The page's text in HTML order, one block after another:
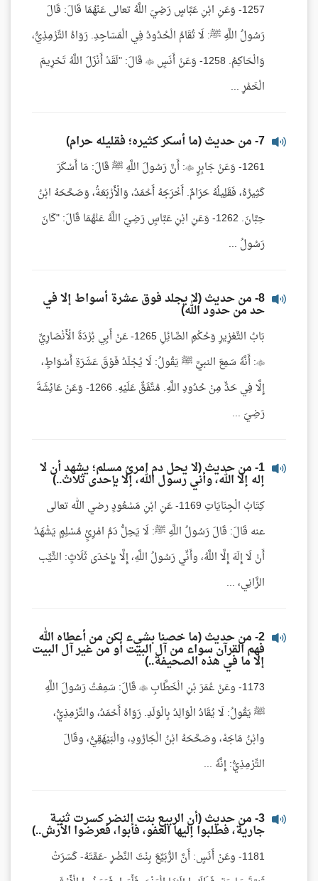
1257- وَعَنِ ابْنِ عَبَّاسٍ رَضِيَ اللَّهُ تعالى عَنْهُمَا قَالَ: قَالَ
رَسُولُ اللَّهِ ﷺ: لَا تُقَامُ الْحُدُودُ فِي الْمَسَاجِدِ. رَوَاهُ التِّرْمِذِيُّ،
وَالْحَاكِمُ. 1258- وَعَنْ أَنَسٍ  قَالَ: "لَقَدْ أَنْزَلَ اللَّهُ تَحْرِيمَ
الْخَمْرِ ...
7- من حديث (ما أسكر كثيره؛ فقليله حرام)
1261- وَعَنْ جَابِرٍ : أَنَّ رَسُولَ اللَّهِ ﷺ قَالَ: مَا أَسْكَرَ
كَثِيرُهُ، فَقَلِيلُهُ حَرَامٌ. أَخْرَجَهُ أَحْمَدُ، وَالْأَرْبَعَةُ، وَصَحَّحَهُ ابْنُ
حِبَّانَ. 1262- وَعَنِ ابْنِ عَبَّاسٍ رَضِيَ اللَّهُ عَنْهُمَا قَالَ: "كَانَ
رَسُولُ ...
8- من حديث (لا يجلد فوق عشرة أسواط إلا في
حد من حدود الله)
بَابُ التَّعْزِيرِ وَحُكْمِ الصَّائِلِ 1265- عَنْ أَبِي بُرْدَةَ الْأَنْصَارِيِّ
: أَنَّهُ سَمِعَ النبيَّ ﷺ يَقُولُ: لَا يُجْلَدُ فَوْقَ عَشَرَةِ أَسْوَاطٍ،
إِلَّا فِي حَدٍّ مِنْ حُدُودِ اللَّهِ. مُتَّفَقٌ عَلَيْهِ. 1266- وَعَنْ عَائِشَةَ
رَضِيَ ...
1- من حديث (لا يحل دم امرئ مسلم؛ يشهد أن لا
إله إلا الله، وأني رسول الله، إلا بإحدى ثلاث..)
كِتَابُ الْجِنَايَاتِ 1169- عَنِ ابْنِ مَسْعُودٍ رضي الله تعالى
عنه قَالَ: قَالَ رَسُولُ اللَّهِ ﷺ: لَا يَحِلُّ دَمُ امْرِئٍ مُسْلِمٍ يَشْهَدُ
أَنْ لَا إِلَهَ إِلَّا اللَّهُ، وأَنِّي رَسُولُ اللَّهِ، إِلَّا بِإِحْدَى ثَلَاثٍ: الثَّيِّب
الزَّانِي، ...
2- من حديث (ما خصنا بشيء لكن من أعطاه الله
فهم القرآن سواء من آل البيت أو من غير آل البيت
إلا ما في هذه الصحيفة..)
1173- وعَنْ عُمَرَ بْنِ الْخَطَّابِ  قَالَ: سَمِعْتُ رَسُولَ اللَّهِ
ﷺ يَقُولُ: لَا يُقَادُ الْوَالِدُ بِالْوَلَدِ. رَوَاهُ أَحْمَدُ، والتِّرْمِذِيُّ،
وابْنُ مَاجَهْ، وصَحَّحَهُ ابْنُ الْجَارُودِ، والْبَيْهَقِيُّ، وقَالَ
التِّرْمِذِيُّ: إِنَّهُ ...
3- من حديث (أن الربيع بنت النضر كسرت ثنية
جارية، فطلبوا إليها العفو، فأبوا، فعرضوا الأرش..)
1181- وعَنْ أَنَسٍ: أَنَّ الرُّبَيِّعَ بِنْتَ النَّضْرِ -عَمَّتَهُ- كَسَرَتْ